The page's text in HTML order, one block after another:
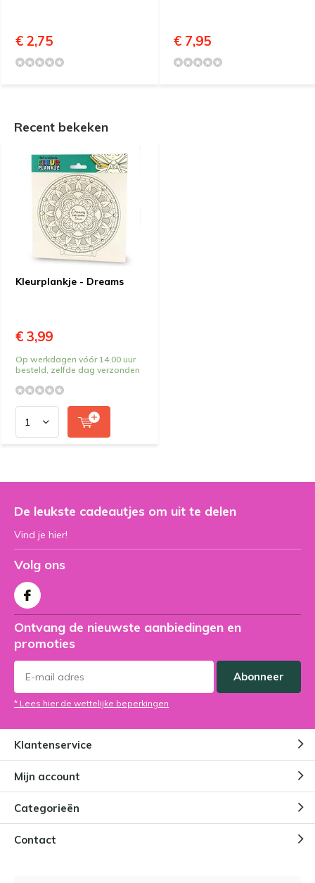
€ 2,75 € 7,95
Recent bekeken
Kleurplankje - Dreams
€ 3,99
Op werkdagen vóór 14.00 uur
besteld, zelfde dag verzonden
De leukste cadeautjes om uit te delen
Vind je hier!
Volg ons
Ontvang de nieuwste aanbiedingen en
promoties
Abonneer
* Lees hier de wettelijke beperkingen
Klantenservice
Mijn account
Categorieën
Contact